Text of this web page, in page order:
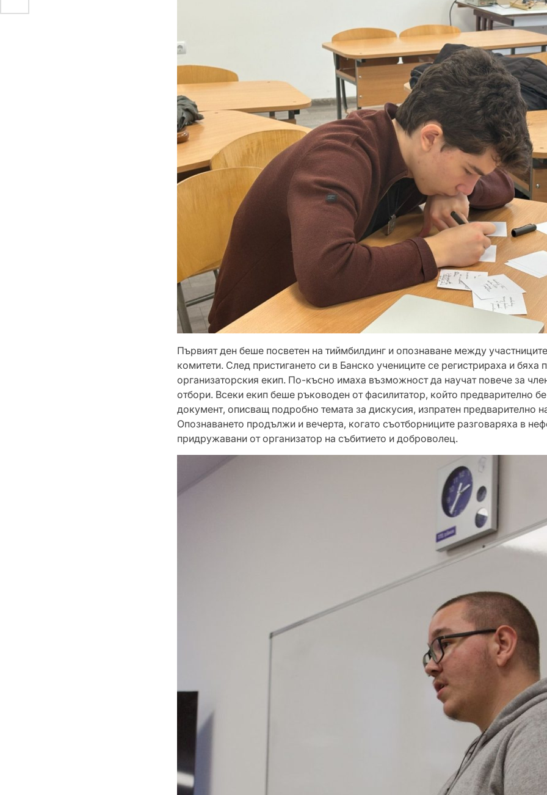
Първият ден беше посветен на тиймбилдинг и опознаване между
комитети. След пристигането си в Банско учениците се регистрираха и бяха
организаторския екип. По-късно имаха възможност да научат повече за
отбори. Всеки екип беше ръководен от фасилитатор, който предварително
документ, описващ подробно темата за дискусия, изпратен предварително
Опознаването продължи и вечерта, когато съотборниците разговаряха в
придружавани от организатор на събитието и доброволец.